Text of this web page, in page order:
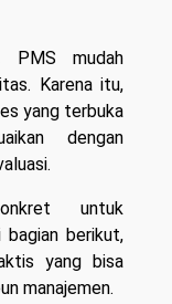
PMS mudah
Karena itu,
yang terbuka
dengan
untuk
berikut,
yang bisa
manajemen.